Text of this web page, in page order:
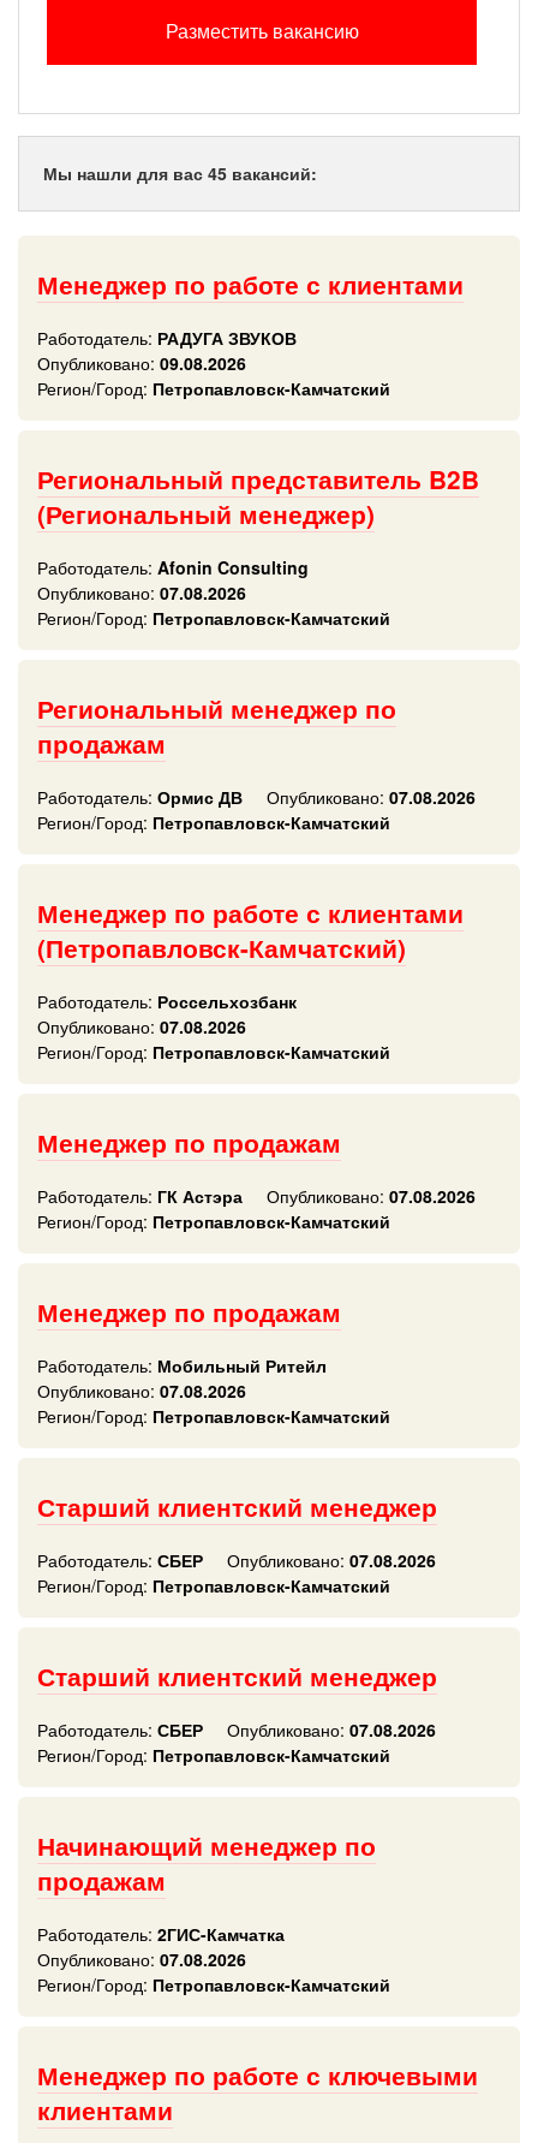
Разместить вакансию
Мы нашли для вас 45 вакансий:
Менеджер по работе с клиентами
Работодатель: РАДУГА ЗВУКОВ
Опубликовано: 09.08.2026
Регион/Город: Петропавловск-Камчатский
Региональный представитель B2B
(Региональный менеджер)
Работодатель: Afonin Consulting
Опубликовано: 07.08.2026
Регион/Город: Петропавловск-Камчатский
Региональный менеджер по
продажам
Работодатель: Ормис ДВ Опубликовано: 07.08.2026
Регион/Город: Петропавловск-Камчатский
Менеджер по работе с клиентами
(Петропавловск-Камчатский)
Работодатель: Россельхозбанк
Опубликовано: 07.08.2026
Регион/Город: Петропавловск-Камчатский
Менеджер по продажам
Работодатель: ГК Астэра Опубликовано: 07.08.2026
Регион/Город: Петропавловск-Камчатский
Менеджер по продажам
Работодатель: Мобильный Ритейл
Опубликовано: 07.08.2026
Регион/Город: Петропавловск-Камчатский
Старший клиентский менеджер
Работодатель: СБЕР Опубликовано: 07.08.2026
Регион/Город: Петропавловск-Камчатский
Старший клиентский менеджер
Работодатель: СБЕР Опубликовано: 07.08.2026
Регион/Город: Петропавловск-Камчатский
Начинающий менеджер по
продажам
Работодатель: 2ГИС-Камчатка
Опубликовано: 07.08.2026
Регион/Город: Петропавловск-Камчатский
Менеджер по работе с ключевыми
клиентами